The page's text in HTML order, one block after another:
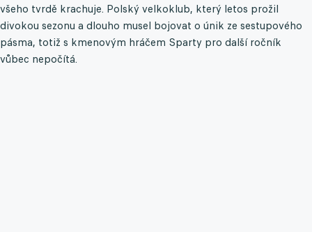
všeho tvrdě krachuje. Polský velkoklub, který letos prožil
divokou sezonu a dlouho musel bojovat o únik ze sestupového
pásma, totiž s kmenovým hráčem Sparty pro další ročník
vůbec nepočítá.